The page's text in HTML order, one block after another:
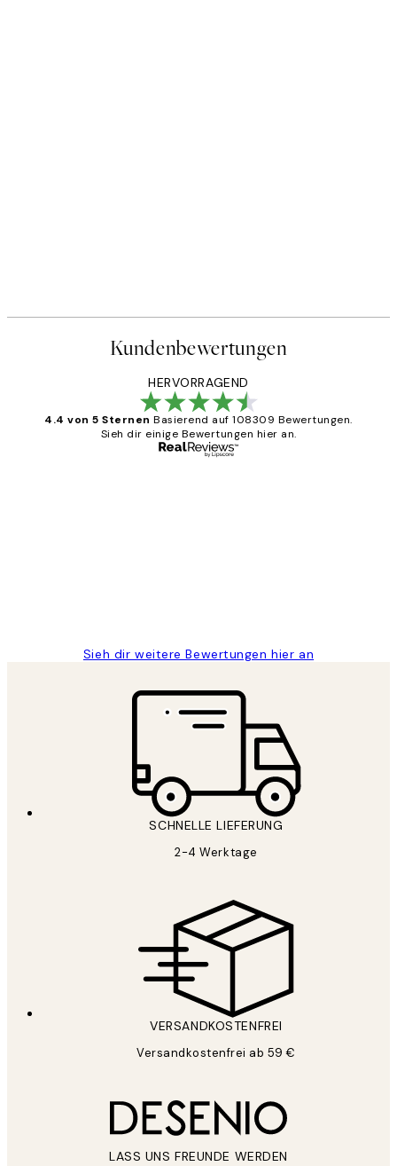
Kundenbewertungen
HERVORRAGEND
4.4 von 5 Sternen Basierend auf 108309 Bewertungen.
Sieh dir einige Bewertungen hier an.
Sieh dir weitere Bewertungen hier an
SCHNELLE LIEFERUNG
2-4 Werktage
VERSANDKOSTENFREI
Versandkostenfrei ab 59 €
LASS UNS FREUNDE WERDEN